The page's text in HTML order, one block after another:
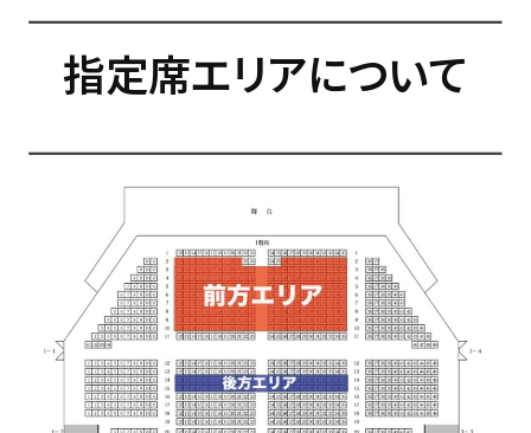
指定席エリアについて